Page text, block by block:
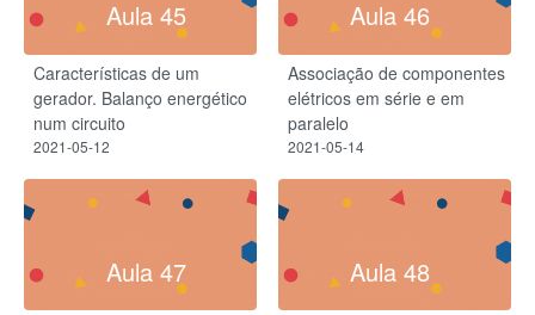
Aula 45
Características de um
gerador. Balanço energético
num circuito
2021-05-12
Aula 46
Associação de componentes
elétricos em série e em
paralelo
2021-05-14
Aula 47 Aula 48